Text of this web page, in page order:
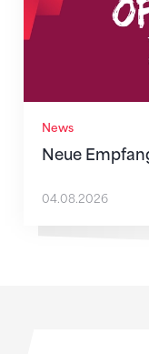
News
Neue
04.08.2026